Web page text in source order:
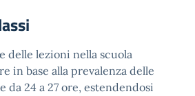
delle lezioni nella scuola
in base alla prevalenza delle
da 24 a 27 ore, estendendosi